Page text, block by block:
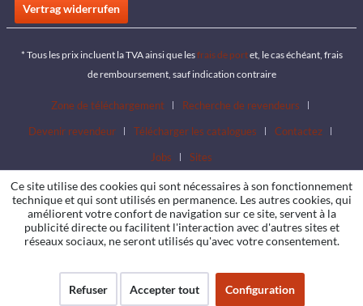
Vertrag widerrufen
* Tous les prix incluent la TVA ainsi que lesfrais de portet, le cas échéant, frais
de remboursement, sauf indication contraire
Zone de téléchargement
Recherche de revendeurs
Devenir revendeur
Télécharger les catalogues
Contactez
Jobs
Sites
Ce site utilise des cookies qui sont nécessaires à son fonctionnement
technique et qui sont utilisés en permanence. Les autres cookies, qui
améliorent votre confort de navigation sur ce site, servent à la
publicité directe ou facilitent l'interaction avec d'autres sites et
réseaux sociaux, ne seront utilisés qu'avec votre consentement.
Refuser Accepter tout Configuration